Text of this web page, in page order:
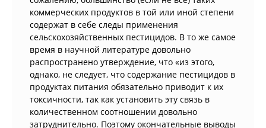
коммерческих продуктов в той или иной степени
содержат в себе следы применения
сельскохозяйственных пестицидов. В то же самое
время в научной литературе довольно
распространено утверждение, что «из этого,
однако, не следует, что содержание пестицидов в
продуктах питания обязательно приводит к их
токсичности, так как установить эту связь в
количественном соотношении довольно
затруднительно. Поэтому окончательные выводы